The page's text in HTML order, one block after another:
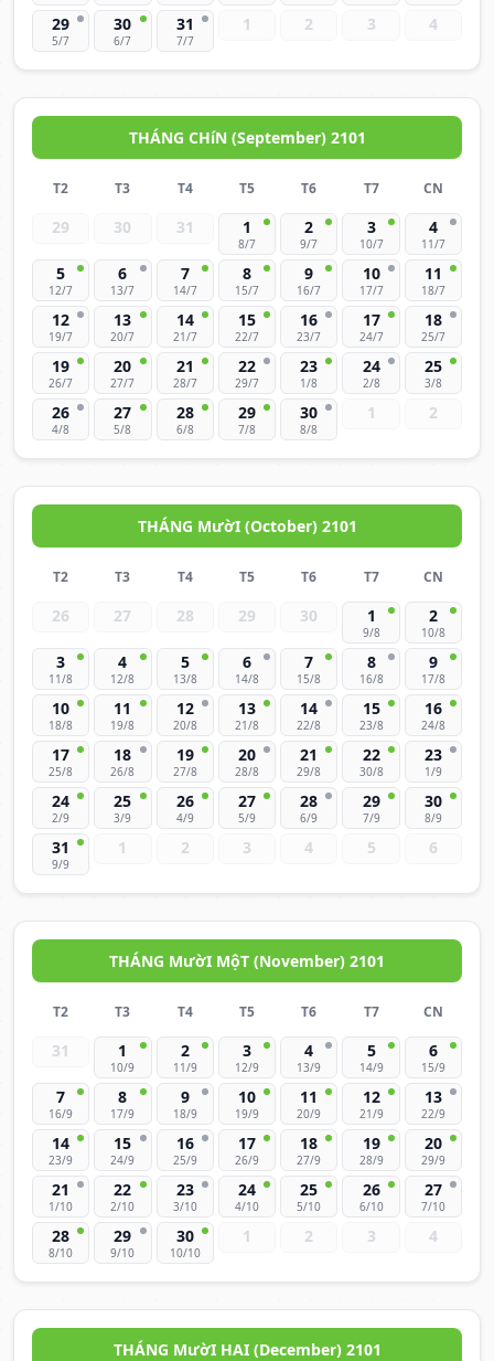
29
5/7
30
6/7
31
7/7
1 2 3 4
THÁNG CHíN (September) 2101
T2 T3 T4 T5 T6 T7 CN
29 30 31 1
8/7
2
9/7
3
10/7
4
11/7
5
12/7
6
13/7
7
14/7
8
15/7
9
16/7
10
17/7
11
18/7
12
19/7
13
20/7
14
21/7
15
22/7
16
23/7
17
24/7
18
25/7
19
26/7
20
27/7
21
28/7
22
29/7
23
1/8
24
2/8
25
3/8
26
4/8
27
5/8
28
6/8
29
7/8
30
8/8
1 2
THÁNG MườI (October) 2101
T2 T3 T4 T5 T6 T7 CN
26 27 28 29 30 1
9/8
2
10/8
3
11/8
4
12/8
5
13/8
6
14/8
7
15/8
8
16/8
9
17/8
10
18/8
11
19/8
12
20/8
13
21/8
14
22/8
15
23/8
16
24/8
17
25/8
18
26/8
19
27/8
20
28/8
21
29/8
22
30/8
23
1/9
24
2/9
25
3/9
26
4/9
27
5/9
28
6/9
29
7/9
30
8/9
31
9/9
1 2 3 4 5 6
THÁNG MườI MộT (November) 2101
T2 T3 T4 T5 T6 T7 CN
31 1
10/9
2
11/9
3
12/9
4
13/9
5
14/9
6
15/9
7
16/9
8
17/9
9
18/9
10
19/9
11
20/9
12
21/9
13
22/9
14
23/9
15
24/9
16
25/9
17
26/9
18
27/9
19
28/9
20
29/9
21
1/10
22
2/10
23
3/10
24
4/10
25
5/10
26
6/10
27
7/10
28
8/10
29
9/10
30
10/10
1 2 3 4
THÁNG MườI HAI (December) 2101